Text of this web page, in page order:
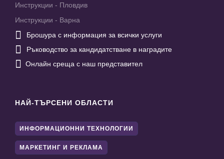
Инструкции - Пловдив
Инструкции - Варна
 Брошура с информация за всички услуги
 Ръководство за кандидатстване в наградите
 Онлайн среща с наш представител
НАЙ-ТЪРСЕНИ ОБЛАСТИ
ИНФОРМАЦИОННИ ТЕХНОЛОГИИ
МАРКЕТИНГ И РЕКЛАМА